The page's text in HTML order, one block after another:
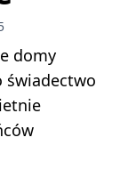
domy
świadectwo